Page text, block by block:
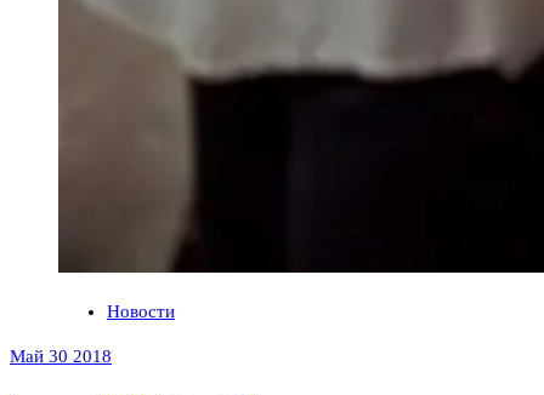
Новости
Май 30 2018